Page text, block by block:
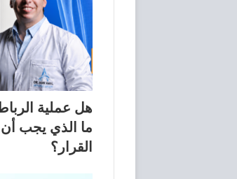
هل عملية
ما الذي يجب أن
القرار؟